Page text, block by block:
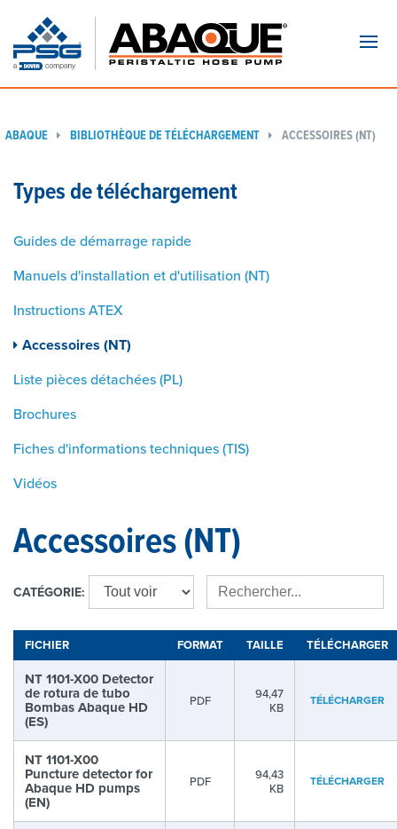
ABAQUE BIBLIOTHÈQUE DE TÉLÉCHARGEMENT ACCESSOIRES (NT)
Types de téléchargement
Guides de démarrage rapide
Manuels d'installation et d'utilisation (NT)
Instructions ATEX
Accessoires (NT)
Liste pièces détachées (PL)
Brochures
Fiches d'informations techniques (TIS)
Vidéos
Accessoires (NT)
CATÉGORIE:
FICHIER FORMAT TAILLE TÉLÉCHARGER
NT 1101-X00 Detector
de rotura de tubo
Bombas Abaque HD
(ES)
PDF
94,47
KB
TÉLÉCHARGER
NT 1101-X00
Puncture detector for
Abaque HD pumps
(EN)
PDF
94,43
KB
TÉLÉCHARGER